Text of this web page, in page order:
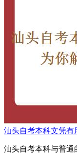
汕头自考本科文凭有
汕头自考本科与普通